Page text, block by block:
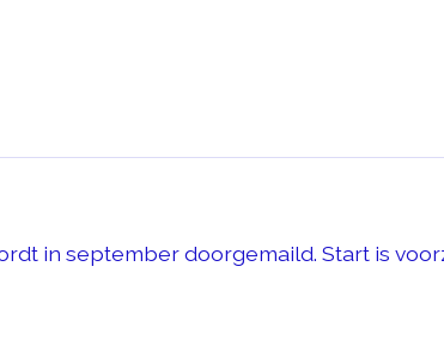
in september doorgemaild. Start is